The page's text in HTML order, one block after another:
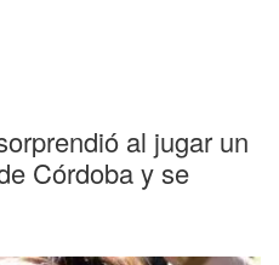
al jugar un
Córdoba y se